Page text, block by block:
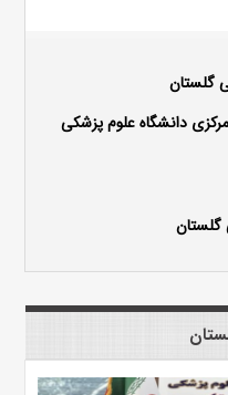
گلستان
دانشگاه علوم پزشکی
گلستان